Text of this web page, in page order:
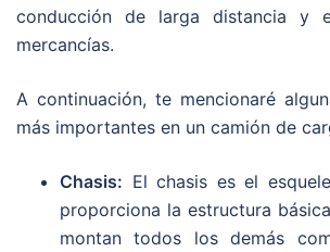
conducción de larga distancia y
mercancías.
A continuación, te mencionaré
más importantes en un camión de
Chasis: El chasis es el
proporciona la estructura
montan todos los demás